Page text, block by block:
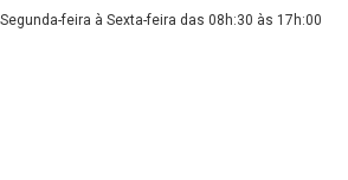
Segunda-feira à Sexta-feira das 08h:30 às 17h:00